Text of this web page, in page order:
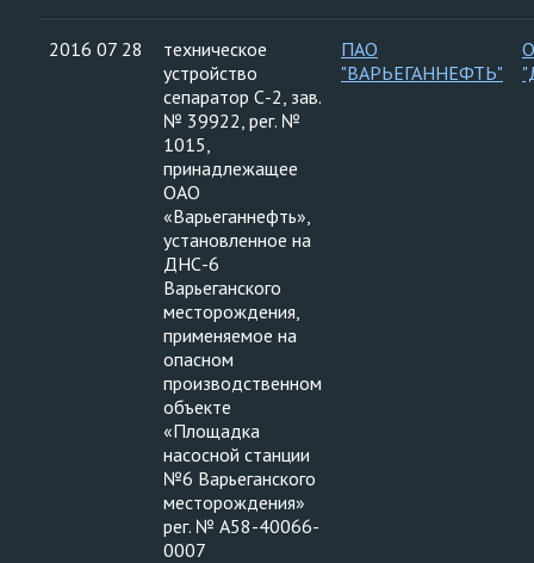
2016 07 28
техническое
устройство
сепаратор С-2, зав.
№ 39922, рег. №
1015,
принадлежащее
ОАО
«Варьеганнефть»,
установленное на
ДНС-6
Варьеганского
месторождения,
применяемое на
опасном
производственном
объекте
«Площадка
насосной станции
№6 Варьеганского
месторождения»
рег. № А58-40066-
0007
ПАО
"ВАРЬЕГАННЕФТЬ"